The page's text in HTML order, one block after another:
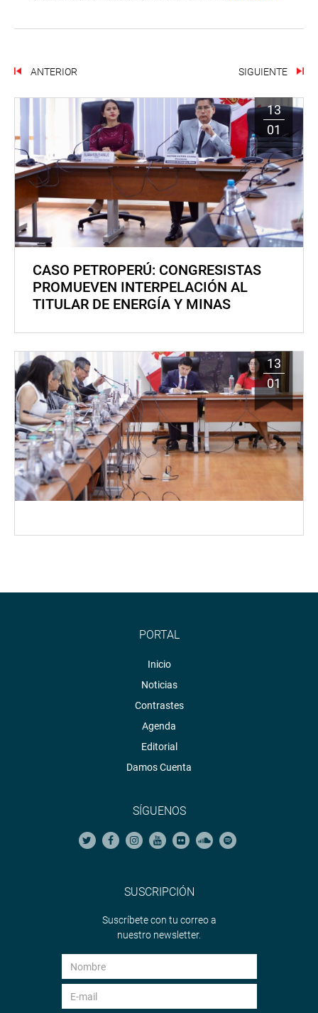
ANTERIOR SIGUIENTE
13
01
CASO PETROPERÚ: CONGRESISTAS
PROMUEVEN INTERPELACIÓN AL
TITULAR DE ENERGÍA Y MINAS
13
01
PORTAL
Inicio
Noticias
Contrastes
Agenda
Editorial
Damos Cuenta
SÍGUENOS
SUSCRIPCIÓN
Suscríbete con tu correo a
nuestro newsletter.